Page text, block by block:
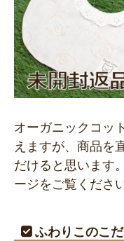
オーガニックコッ
えますが、商品を
だけると思います
ージをご覧くださ
ふわりこのこ